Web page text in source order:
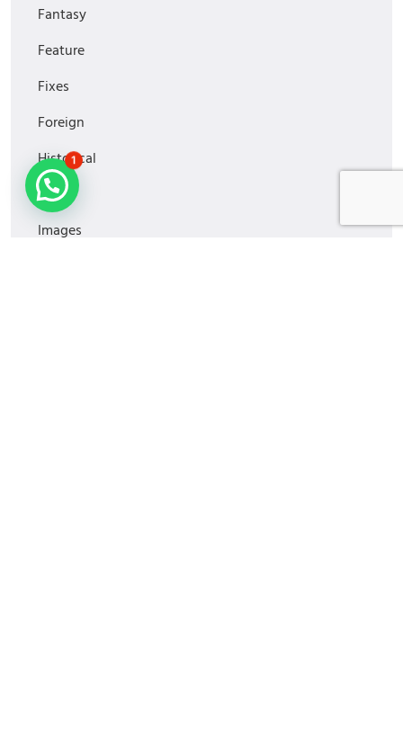
Fantasy
Feature
Fixes
Foreign
Historical
Horror
Images
1